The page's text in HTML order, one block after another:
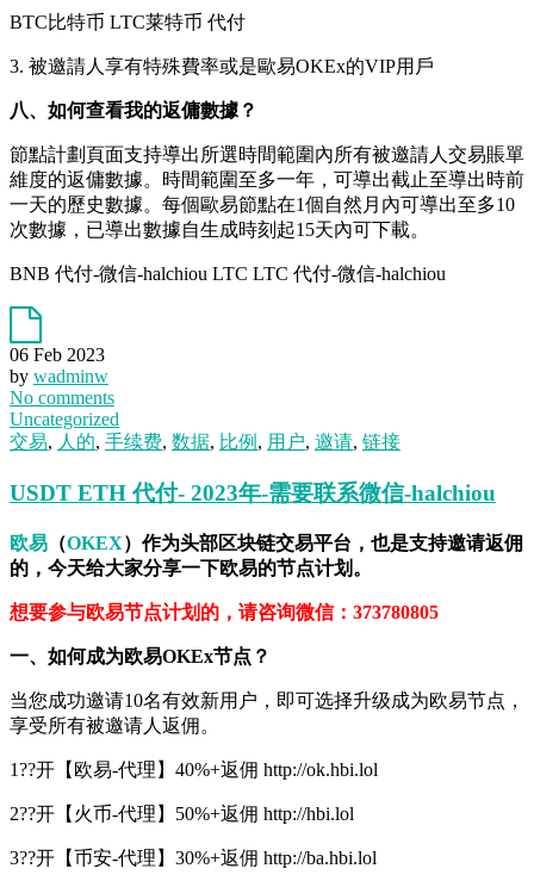
BTC比特币 LTC莱特币 代付
3. 被邀請人享有特殊費率或是歐易OKEx的VIP用戶
八、如何查看我的返傭數據？
節點計劃頁面支持導出所選時間範圍內所有被邀請人交易賬單
維度的返傭數據。時間範圍至多一年，可導出截止至導出時前
一天的歷史數據。每個歐易節點在1個自然月內可導出至多10
次數據，已導出數據自生成時刻起15天內可下載。
BNB 代付-微信-halchiou LTC LTC 代付-微信-halchiou
06 Feb 2023
by wadminw
No comments
Uncategorized
交易, 人的, 手续费, 数据, 比例 , 用户, 邀请, 链接
USDT ETH 代付- 2023年-需要联系微信-halchiou
欧易 （OKEX）作为头部区块链交易平台，也是支持邀请返佣
的，今天给大家分享一下欧易的节点计划。
想要参与欧易节点计划的，请咨询微信：373780805
一、如何成为欧易OKEx节点？
当您成功邀请10名有效新用户，即可选择升级成为欧易节点，
享受所有被邀请人返佣。
1??开【欧易-代理】40%+返佣 http://ok.hbi.lol
2??开【火币-代理】50%+返佣 http://hbi.lol
3??开【币安-代理】30%+返佣 http://ba.hbi.lol